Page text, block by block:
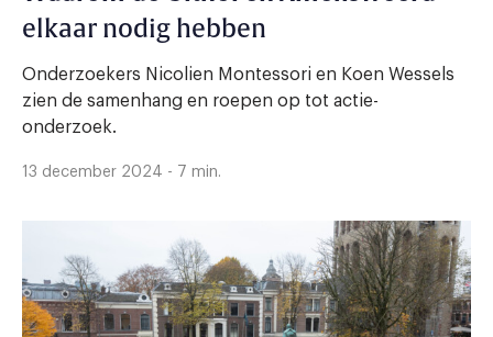
elkaar nodig hebben
Onderzoekers Nicolien Montessori en Koen Wessels
zien de samenhang en roepen op tot actie-
onderzoek.
13 december 2024 - 7 min.